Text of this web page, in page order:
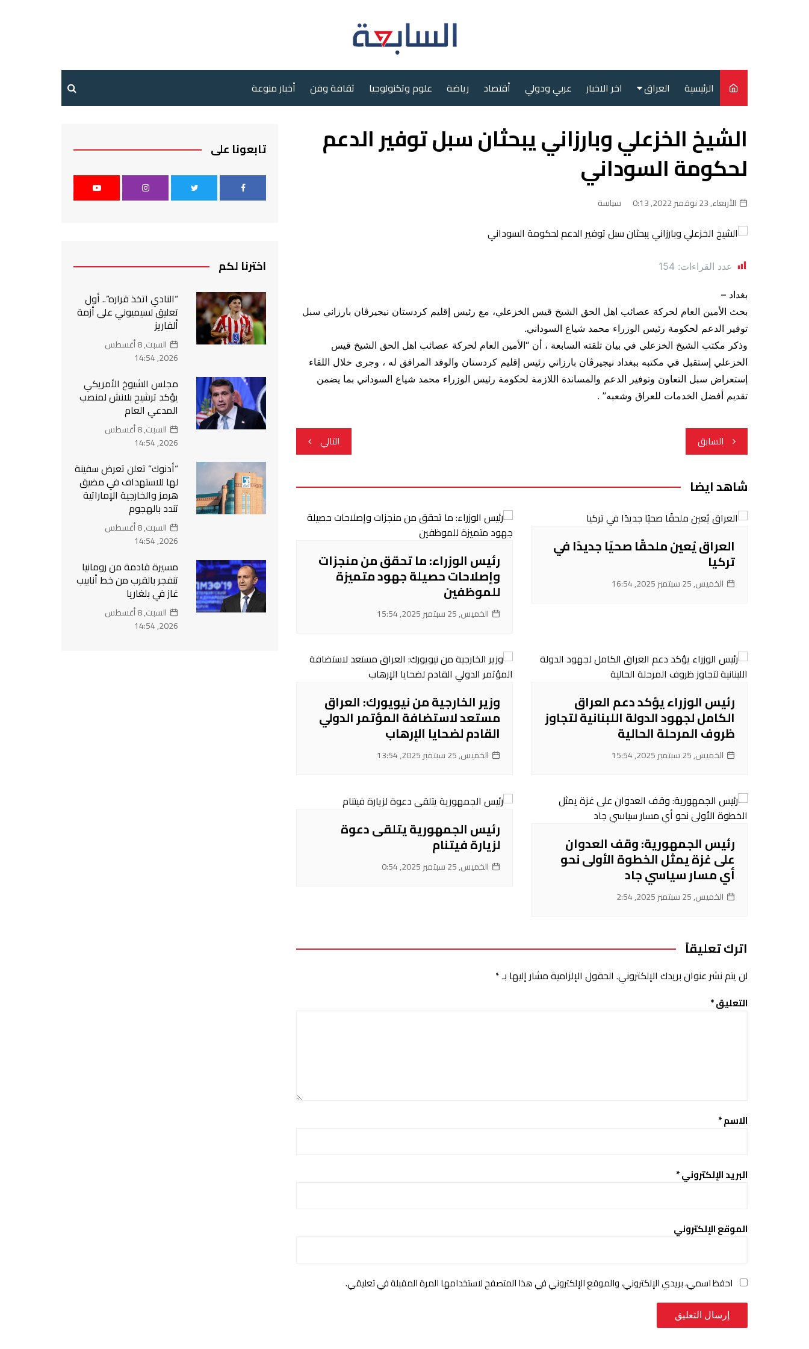
الرئيسية العراق
سياسة
محليات
اخر الاخبار عربي ودولي أقتصاد رياضة علوم وتكنولوجيا ثقافة وفن أخبار منوعة
الشيخ الخزعلي وبارزاني يبحثان سبل توفير الدعم
لحكومة السوداني
الأربعاء, 23 نوفمبر 2022, 0:13 سياسة
عدد القراءات: 154
بغداد –
بحث الأمين العام لحركة عصائب اهل الحق الشيخ قيس الخزعلي، مع رئيس إقليم كردستان نيجيرڤان بارزاني سبل
توفير الدعم لحكومة رئيس الوزراء محمد شياع السوداني.
وذكر مكتب الشيخ الخزعلي في بيان تلقته السابعة ، أن “الأمين العام لحركة عصائب اهل الحق الشيخ قيس
الخزعلي إستقبل في مكتبه ببغداد نيجيرڤان بارزاني رئيس إقليم كردستان والوفد المرافق له ، وجرى خلال اللقاء
إستعراض سبل التعاون وتوفير الدعم والمساندة اللازمة لحكومة رئيس الوزراء محمد شياع السوداني بما يضمن
تقديم أفضل الخدمات للعراق وشعبه” .
تصفّح
المقالات
السابق التالي
شاهد ايضا
العراق يُعين ملحقًا صحيًا جديدًا في
تركيا
الخميس, 25 سبتمبر 2025, 16:54
رئيس الوزراء: ما تحقق من منجزات
وإصلاحات حصيلة جهود متميزة
للموظفين
الخميس, 25 سبتمبر 2025, 15:54
رئيس الوزراء يؤكد دعم العراق
الكامل لجهود الدولة اللبنانية لتجاوز
ظروف المرحلة الحالية
الخميس, 25 سبتمبر 2025, 15:54
وزير الخارجية من نيويورك: العراق
مستعد لاستضافة المؤتمر الدولي
القادم لضحايا الإرهاب
الخميس, 25 سبتمبر 2025, 13:54
رئيس الجمهورية: وقف العدوان
على غزة يمثل الخطوة الأولى نحو
أي مسار سياسي جاد
الخميس, 25 سبتمبر 2025, 2:54
رئيس الجمهورية يتلقى دعوة
لزيارة فيتنام
الخميس, 25 سبتمبر 2025, 0:54
اترك تعليقاً
لن يتم نشر عنوان بريدك الإلكتروني. الحقول الإلزامية مشار إليها بـ*
التعليق*
الاسم*
البريد الإلكتروني*
الموقع الإلكتروني
احفظ اسمي، بريدي الإلكتروني، والموقع الإلكتروني في هذا المتصفح لاستخدامها المرة المقبلة في تعليقي.
تابعونا على
اخترنا لكم
“النادي اتخذ قراره”.. أول
تعليق لسيميوني على أزمة
ألفاريز
السبت, 8 أغسطس
2026, 14:54
مجلس الشيوخ الأمريكي
يؤكد ترشيح بلانش لمنصب
المدعي العام
السبت, 8 أغسطس
2026, 14:54
“أدنوك” تعلن تعرض سفينة
لها للاستهداف في مضيق
هرمز والخارجية الإماراتية
تندد بالهجوم
السبت, 8 أغسطس
2026, 14:54
مسيرة قادمة من رومانيا
تنفجر بالقرب من خط أنابيب
غاز في بلغاريا
السبت, 8 أغسطس
2026, 14:54